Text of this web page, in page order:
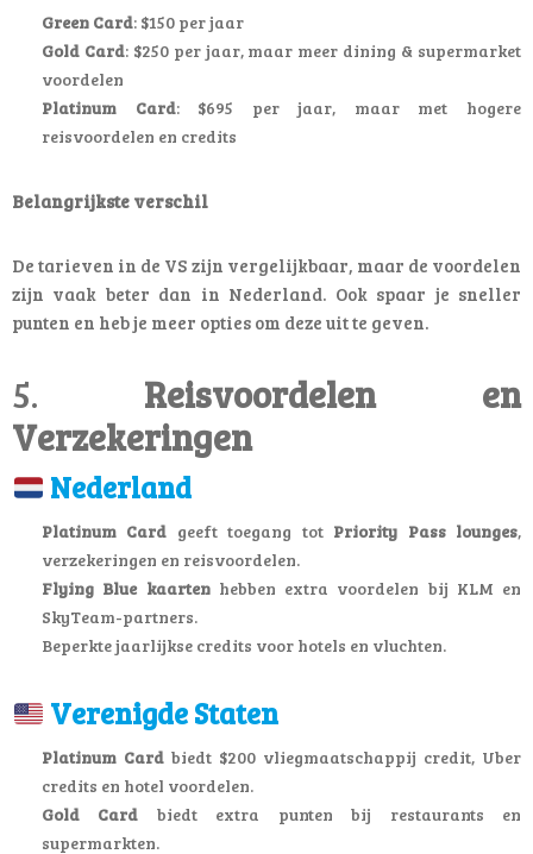
Green Card: $150 per jaar
Gold Card: $250 per jaar, maar meer dining & supermarket
voordelen
Platinum Card: $695 per jaar, maar met hogere
reisvoordelen en credits
Belangrijkste verschil
De tarieven in de VS zijn vergelijkbaar, maar de voordelen
zijn vaak beter dan in Nederland. Ook spaar je sneller
punten en heb je meer opties om deze uit te geven.
5. Reisvoordelen en
Verzekeringen
Nederland
Platinum Card geeft toegang tot Priority Pass lounges,
verzekeringen en reisvoordelen.
Flying Blue kaartenhebben extra voordelen bij KLM en
SkyTeam-partners.
Beperkte jaarlijkse credits voor hotels en vluchten.
Verenigde Staten
Platinum Card biedt $200 vliegmaatschappij credit, Uber
credits en hotel voordelen.
Gold Card biedt extra punten bij restaurants en
supermarkten.